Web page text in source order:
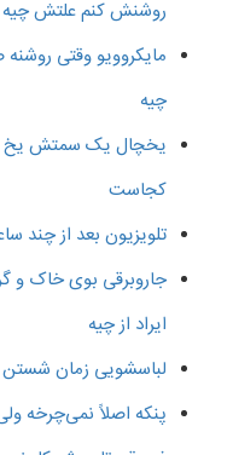
روشنش کنم علتش چیه
مایکروویو وقتی روشنه
چیه
یخچال یک سمتش یخ
کجاست
تلویزیون بعد از چند
جاروبرقی بوی خاک و
ایراد از چیه
لباسشویی زمان شستن
پنکه اصلاً نمی‌چرخه ولی